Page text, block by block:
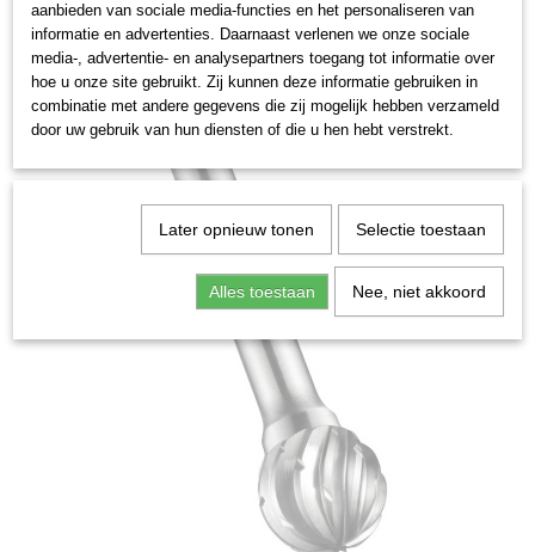
aanbieden van sociale media-functies en het personaliseren van
informatie en advertenties. Daarnaast verlenen we onze sociale
media-, advertentie- en analysepartners toegang tot informatie over
hoe u onze site gebruikt. Zij kunnen deze informatie gebruiken in
combinatie met andere gegevens die zij mogelijk hebben verzameld
door uw gebruik van hun diensten of die u hen hebt verstrekt.
Later opnieuw tonen Selectie toestaan
Alles toestaan Nee, niet akkoord